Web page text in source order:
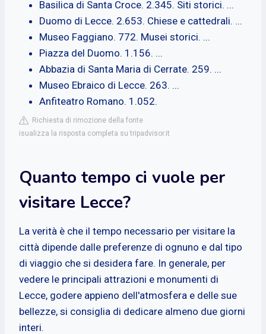
Basilica di Santa Croce. 2.345. Siti storici. ...
Duomo di Lecce. 2.653. Chiese e cattedrali. ...
Museo Faggiano. 772. Musei storici. ...
Piazza del Duomo. 1.156. ...
Abbazia di Santa Maria di Cerrate. 259. ...
Museo Ebraico di Lecce. 263. ...
Anfiteatro Romano. 1.052.
Richiesta di rimozione della fonte
isualizza la risposta completa su tripadvisor.it
Quanto tempo ci vuole per
visitare Lecce?
La verità è che il tempo necessario per visitare la
città dipende dalle preferenze di ognuno e dal tipo
di viaggio che si desidera fare. In generale, per
vedere le principali attrazioni e monumenti di
Lecce, godere appieno dell'atmosfera e delle sue
bellezze, si consiglia di dedicare almeno due giorni
interi.